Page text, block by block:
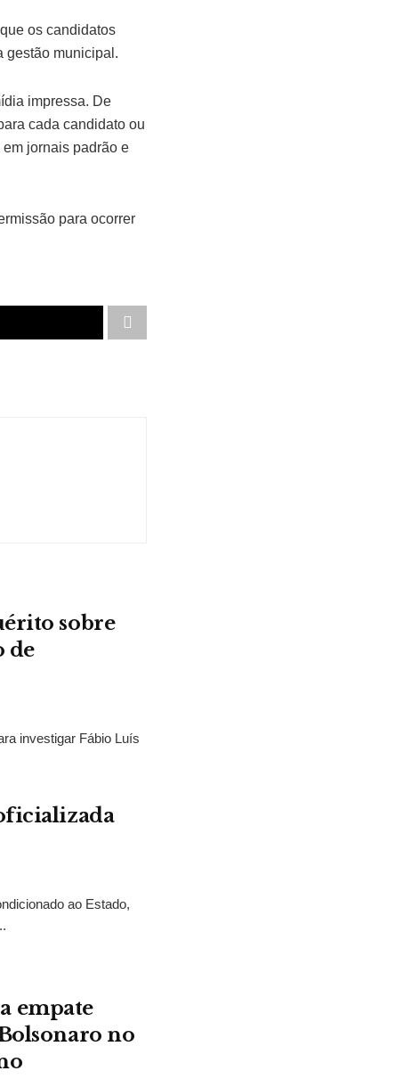
os candidatos
gestão municipal.
impressa. De
cada candidato ou
jornais padrão e
para ocorrer
sobre
de
investigar Fábio Luís
ao Estado,
empate
no